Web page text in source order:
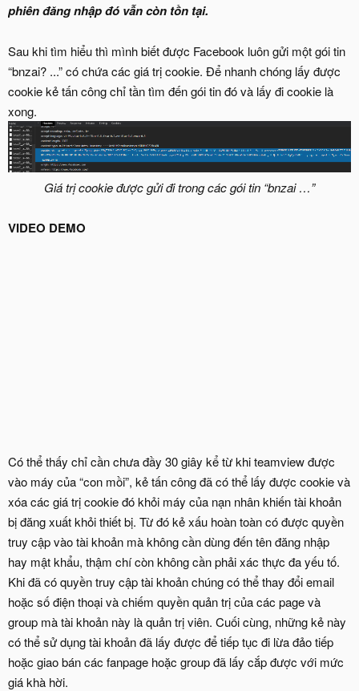
phiên đăng nhập đó vẫn còn tồn tại.
Sau khi tìm hiểu thì mình biết được Facebook luôn gửi một gói tin
“bnzai? ...” có chứa các giá trị cookie. Để nhanh chóng lấy được
cookie kẻ tấn công chỉ tần tìm đến gói tin đó và lấy đi cookie là
xong.
Giá trị cookie được gửi đi trong các gói tin “bnzai …”
VIDEO DEMO
Có thể thấy chỉ cần chưa đầy 30 giây kể từ khi teamview được
vào máy của “con mồi”, kẻ tấn công đã có thể lấy được cookie và
xóa các giá trị cookie đó khỏi máy của nạn nhân khiến tài khoản
bị đăng xuất khỏi thiết bị. Từ đó kẻ xấu hoàn toàn có được quyền
truy cập vào tài khoản mà không cần dùng đến tên đăng nhập
hay mật khẩu, thậm chí còn không cần phải xác thực đa yếu tố.
Khi đã có quyền truy cập tài khoản chúng có thể thay đổi email
hoặc số điện thoại và chiếm quyền quản trị của các page và
group mà tài khoản này là quản trị viên. Cuối cùng, những kẻ này
có thể sử dụng tài khoản đã lấy được để tiếp tục đi lừa đảo tiếp
hoặc giao bán các fanpage hoặc group đã lấy cắp được với mức
giá khà hời.